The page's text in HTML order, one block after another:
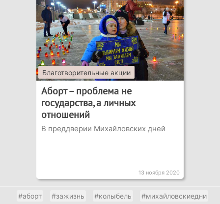
Благотворительные акции
Аборт – проблема не
государства, а личных
отношений
В преддверии Михайловских дней
13 ноября 2020
#аборт #зажизнь #колыбель #михайловскиедни